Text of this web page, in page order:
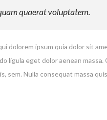
quaerat voluptatem.
dolorem ipsum quia dolor sit
ligula eget dolor aenean
sem. Nulla consequat massa